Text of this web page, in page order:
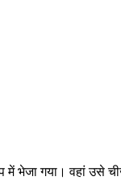
गया। वहां उसे